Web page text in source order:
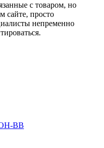
с товаром, но
сайте, просто
непременно
ВВ